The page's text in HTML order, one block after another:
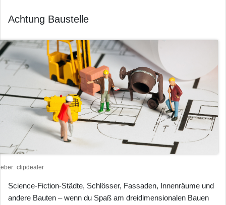
Achtung Baustelle
clipdealer
Science-Fiction-Städte, Schlösser, Fassaden, Innenräume und
andere Bauten – wenn du Spaß am dreidimensionalen Bauen